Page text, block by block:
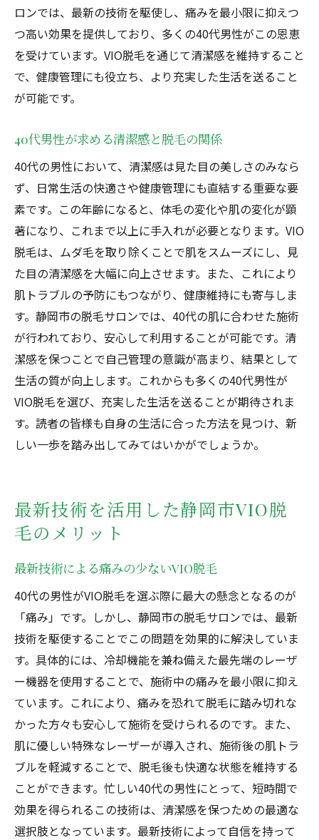
ロンでは、最新の技術を駆使し、痛みを最小限に抑えつ
つ高い効果を提供しており、多くの40代男性がこの恩恵
を受けています。VIO脱毛を通じて清潔感を維持すること
で、健康管理にも役立ち、より充実した生活を送ること
が可能です。
40代男性が求める清潔感と脱毛の関係
40代の男性において、清潔感は見た目の美しさのみなら
ず、日常生活の快適さや健康管理にも直結する重要な要
素です。この年齢になると、体毛の変化や肌の変化が顕
著になり、これまで以上に手入れが必要となります。VIO
脱毛は、ムダ毛を取り除くことで肌をスムーズにし、見
た目の清潔感を大幅に向上させます。また、これにより
肌トラブルの予防にもつながり、健康維持にも寄与しま
す。静岡市の脱毛サロンでは、40代の肌に合わせた施術
が行われており、安心して利用することが可能です。清
潔感を保つことで自己管理の意識が高まり、結果として
生活の質が向上します。これからも多くの40代男性が
VIO脱毛を選び、充実した生活を送ることが期待されま
す。読者の皆様も自身の生活に合った方法を見つけ、新
しい一歩を踏み出してみてはいかがでしょうか。
最新技術を活用した静岡市VIO脱
毛のメリット
最新技術による痛みの少ないVIO脱毛
40代の男性がVIO脱毛を選ぶ際に最大の懸念となるのが
「痛み」です。しかし、静岡市の脱毛サロンでは、最新
技術を駆使することでこの問題を効果的に解決していま
す。具体的には、冷却機能を兼ね備えた最先端のレーザ
ー機器を使用することで、施術中の痛みを最小限に抑え
ています。これにより、痛みを恐れて脱毛に踏み切れな
かった方々も安心して施術を受けられるのです。また、
肌に優しい特殊なレーザーが導入され、施術後の肌トラ
ブルを軽減することで、脱毛後も快適な状態を維持する
ことができます。忙しい40代の男性にとって、短時間で
効果を得られるこの技術は、清潔感を保つための最適な
選択肢となっています。最新技術によって自信を持って